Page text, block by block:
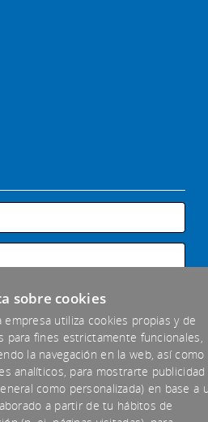
sobre cookies
empresa utiliza cookies propias y de
para fines estrictamente funcionales,
la navegación en la web, así como
analíticos, para mostrarte publicidad
como personalizada) en base a
a partir de tu hábitos de